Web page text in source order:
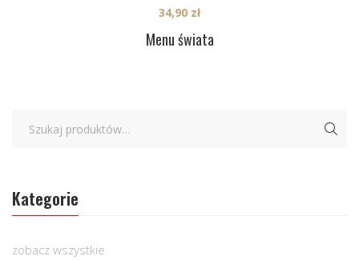
Menu świata
34,90 zł
Kategorie
zobacz wszystkie